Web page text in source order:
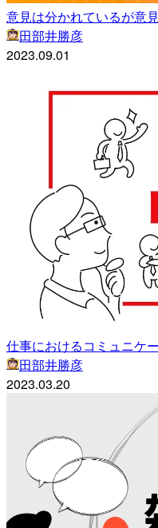
意見は分かれているが意
田部井勝彦
2023.09.01
仕事におけるコミュニケ
田部井勝彦
2023.03.20